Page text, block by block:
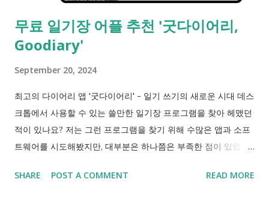
애플 계정으로 쉽게 연동할 수 있어 어디서든 편리하게 이용할 수
있습니다. 두 플랫폼을 동시에 관리할 수 있어 소셜 미디어를 즐
제가 사용해본 대다수의 일기장앱은 쓸만한 기능은 결국 유료 버
전으로 구독, 구매를 요구합니다. 하지만 굿다리어리는 약간의 광
고만 있고, 사용자에게 돈을 요구하거나 불편하게 하지 않습니다.
말 그대로 Good!! 6. 태그와 검색 기능 - 나만의 기록을 체계적
으...
무료 일기장 어플 추천 '굿다이어리,
Goodiary'
September 20, 2024
최고의 다이어리 앱 '굿다이어리' - 일기 쓰기의 새로운 시대 데스
크톱에서 사용할 수 있는 쓸만한 일기장 프로그램을 찾아 헤맸던
적이 있나요? 저는 그런 프로그램을 찾기 위해 수많은 앱과 소프
트웨어를 시도해봤지만, 대부분은 하나쯤은 부족한 점이 있었습
자유롭게 사용할 수 있는 멀티플랫폼 지원, 깔끔한 UI, 자동 백업
SHARE POST A COMMENT READ MORE